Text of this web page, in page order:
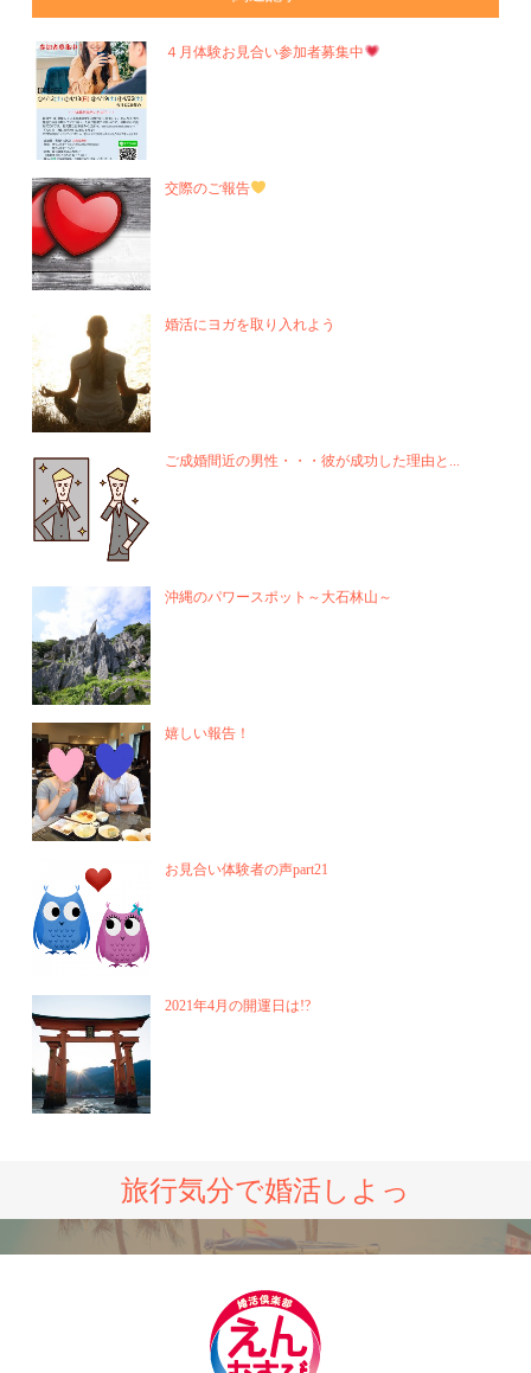
４月体験お見合い参加者募集中
交際のご報告
婚活にヨガを取り入れよう
ご成婚間近の男性・・・彼が成功した理由と...
沖縄のパワースポット～大石林山～
嬉しい報告！
お見合い体験者の声part21
2021年4月の開運日は!?
旅行気分で婚活しよっ